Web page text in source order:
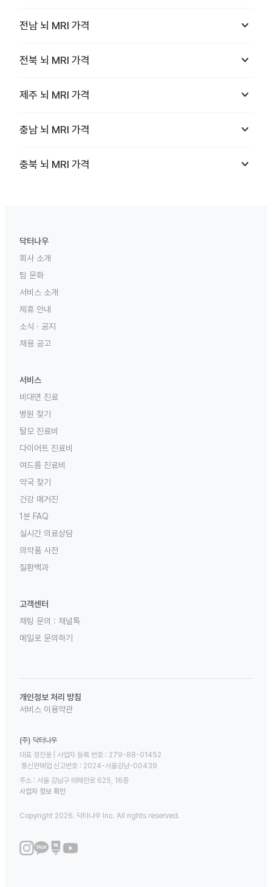
전남 뇌 MRI 가격 keyboard_arrow_down
전북 뇌 MRI 가격 keyboard_arrow_down
제주 뇌 MRI 가격 keyboard_arrow_down
충남 뇌 MRI 가격 keyboard_arrow_down
충북 뇌 MRI 가격 keyboard_arrow_down
닥터나우
회사 소개
팀 문화
서비스 소개
제휴 안내
소식 · 공지
채용 공고
서비스
비대면 진료
병원 찾기
탈모 진료비
다이어트 진료비
여드름 진료비
약국 찾기
건강 매거진
1분 FAQ
실시간 의료상담
의약품 사전
질환백과
고객센터
채팅 문의 : 채널톡
메일로 문의하기
개인정보 처리 방침
서비스 이용약관
(주) 닥터나우
대표 정진웅 | 사업자 등록 번호 : 279-88-01452
통신판매업 신고번호 : 2024-서울강남-00439
주소 : 서울 강남구 테헤란로 625, 16층
사업자 정보 확인
Copyright 2026. 닥터나우 Inc. All rights reserved.